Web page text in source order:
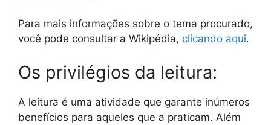
Para mais informações sobre o tema procurado,
você pode consultar a Wikipédia, clicando aqui.
Os privilégios da leitura:
A leitura é uma atividade que garante inúmeros
benefícios para aqueles que a praticam. Além